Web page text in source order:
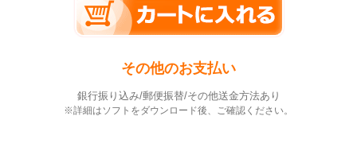
その他のお支払い
銀行振り込み/郵便振替/その他送金方法あり
※詳細はソフトをダウンロード後、ご確認ください。